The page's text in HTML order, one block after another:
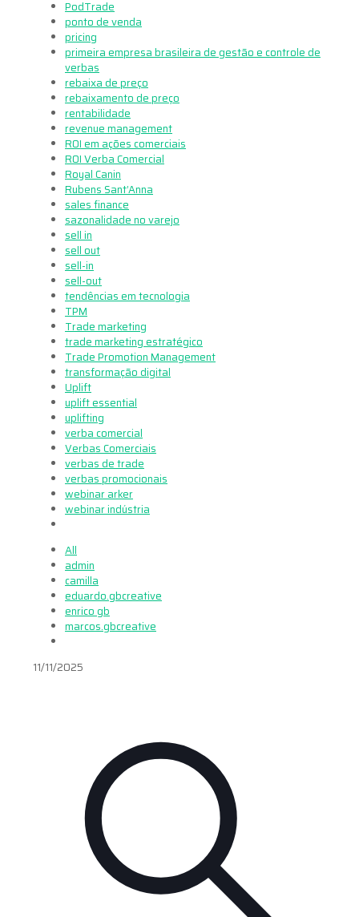
PodTrade
ponto de venda
pricing
primeira empresa brasileira de gestão e controle de
verbas
rebaixa de preço
rebaixamento de preço
rentabilidade
revenue management
ROI em ações comerciais
ROI Verba Comercial
Royal Canin
Rubens Sant’Anna
sales finance
sazonalidade no varejo
sell in
sell out
sell-in
sell-out
tendências em tecnologia
TPM
Trade marketing
trade marketing estratégico
Trade Promotion Management
transformação digital
Uplift
uplift essential
uplifting
verba comercial
Verbas Comerciais
verbas de trade
verbas promocionais
webinar arker
webinar indústria
All
admin
camilla
eduardo.gbcreative
enrico gb
marcos.gbcreative
11/11/2025